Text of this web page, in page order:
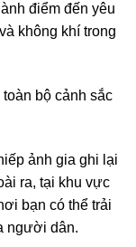
điểm đến yêu
không khí trong
bộ cảnh sắc
ảnh gia ghi lại
ra, tại khu vực
bạn có thể trải
người dân.